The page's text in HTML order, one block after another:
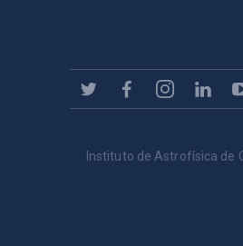
Instituto de Astrofísica de